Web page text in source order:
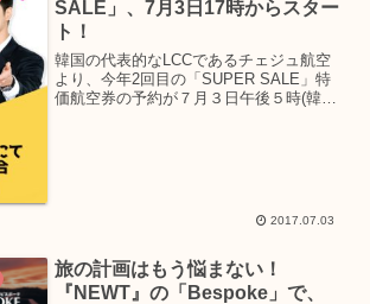
SALE」、7月3日17時からスター
ト！
韓国の代表的なLCCであるチェジュ航空
より、今年2回目の「SUPER SALE」特
価航空券の予約が７月３日午後５時(韓国
2017.07.03
旅の計画はもう悩まない！
『NEWT』の「Bespoke」で、